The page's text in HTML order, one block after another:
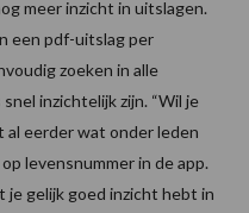
meer inzicht in uitslagen.
een pdf-uitslag per
zoeken in alle
inzichtelijk zijn. “Wil je
eerder wat onder leden
levensnummer in de app.
je gelijk goed inzicht hebt in